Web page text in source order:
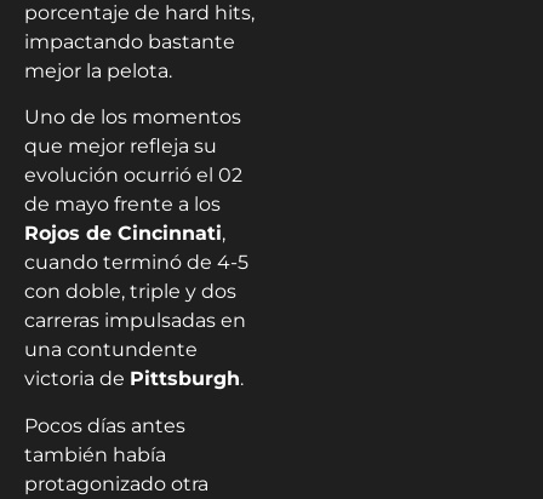
porcentaje de hard hits,
impactando bastante
mejor la pelota.
Uno de los momentos
que mejor refleja su
evolución ocurrió el 02
de mayo frente a los
Rojos de Cincinnati,
cuando terminó de 4-5
con doble, triple y dos
carreras impulsadas en
una contundente
victoria de Pittsburgh.
Pocos días antes
también había
protagonizado otra